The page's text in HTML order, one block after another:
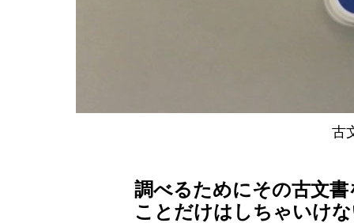
古
調べるためにその古文
ことだけはしちゃいけ